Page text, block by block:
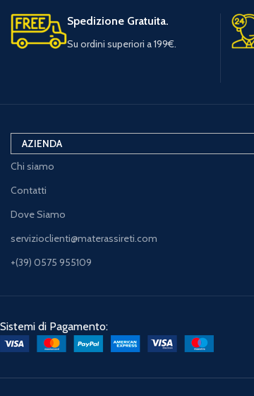
Spedizione Gratuita.
Su ordini superiori a 199€.
AZIENDA
Chi siamo
Contatti
Dove Siamo
servizioclienti@materassireti.com
+(39) 0575 955109
Sistemi di Pagamento: